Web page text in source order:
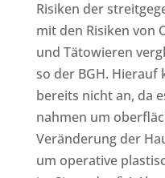
Risiken der
mit den Risiken von
und Tätowieren
so der BGH. Hierauf
bereits nicht an, da
nahmen um
Veränderung der
um operative